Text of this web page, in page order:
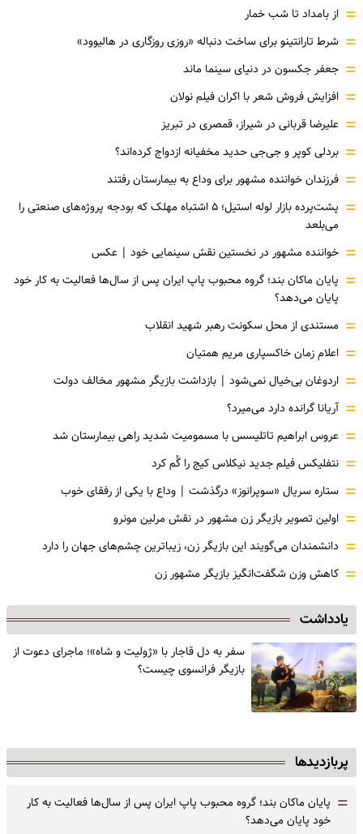
= از بامداد تا شب خمار
= شرط تارانتینو برای ساخت دنباله «روزی روزگاری در هالیوود»
= جعفر جکسون در دنیای سینما ماند
= افزایش فروش شعر با اکران فیلم نولان
= علیرضا قربانی در شیراز، قمصری در تبریز
= بردلی کوپر و جی‌جی حدید مخفیانه ازدواج کرده‌اند؟
= فرزندان خواننده مشهور برای وداع به بیمارستان رفتند
=
پشت‌پرده بازار لوله استیل؛ ۵ اشتباه مهلک که بودجه پروژه‌های صنعتی را
می‌بلعد
= خواننده مشهور در نخستین نقش سینمایی خود |‌ عکس
= پایان ماکان بند؛ گروه محبوب پاپ ایران پس از سال‌ها فعالیت به کار خود
پایان می‌دهد؟
= مستندی از محل سکونت رهبر شهید انقلاب
= اعلام زمان خاکسپاری مریم همتیان
= اردوغان بی‌خیال نمی‌شود | بازداشت بازیگر مشهور مخالف دولت
= آریانا گرانده دارد می‌میرد؟
= عروس ابراهیم تاتلیسس با مسمومیت شدید راهی بیمارستان شد
= نتفلیکس فیلم جدید نیکلاس کیج را گُم کرد
= ستاره سریال «سوپرانوز» درگذشت | وداع با یکی از رفقای خوب
= اولین تصویر بازیگر زن مشهور در نقش مرلین مونرو
= دانشمندان می‌گویند این بازیگر زن، زیباترین چشم‌های جهان را دارد
= کاهش وزن شگفت‌انگیز بازیگر مشهور زن
یادداشت
سفر به دل قاجار با «ژولیت و شاه»؛ ماجرای دعوت از
‌بازیگر فرانسوی چیست؟
پربازدیدها
= پایان ماکان بند؛ گروه محبوب پاپ ایران پس از سال‌ها فعالیت به کار
خود پایان می‌دهد؟